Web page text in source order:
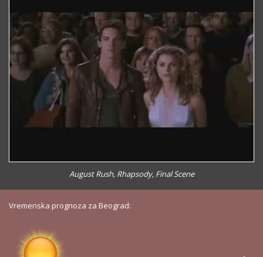
August Rush, Rhapsody, Final Scene
Vremenska prognoza za Beograd: